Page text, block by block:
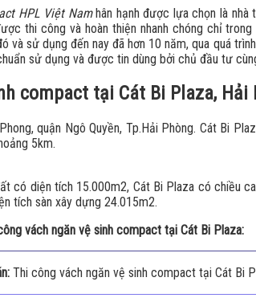
HPL Việt Namhân hạnh được lựa chọn là nhà
thi công và hoàn thiện nhanh chóng chỉ trong
và sử dụng đến nay đã hơn 10 năm, qua quá
sử dụng và được tin dùng bởi chủ đầu tư
compact tại Cát Bi Plaza, Hải
quận Ngô Quyền, Tp.Hải Phòng. Cát Bi
5km.
có diện tích 15.000m2, Cát Bi Plaza có chiều
tích sàn xây dựng 24.015m2.
vách ngăn vệ sinh compact tại Cát Bi Plaza:
Thi công vách ngăn vệ sinh compact tại Cát Bi